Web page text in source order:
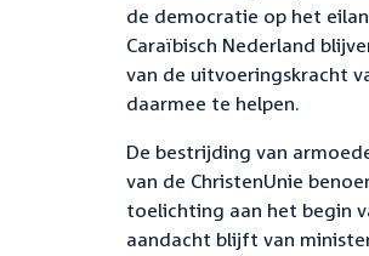
de democratie op het
Caraïbisch Nederland
van de uitvoeringskracht
daarmee te helpen.
De bestrijding van
van de ChristenUnie
toelichting aan het begin
aandacht blijft van